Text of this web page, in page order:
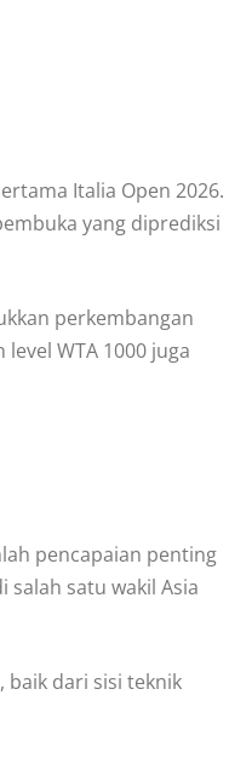
Italia Open 2026.
yang diprediksi
perkembangan
WTA 1000 juga
pencapaian penting
satu wakil Asia
baik dari sisi teknik